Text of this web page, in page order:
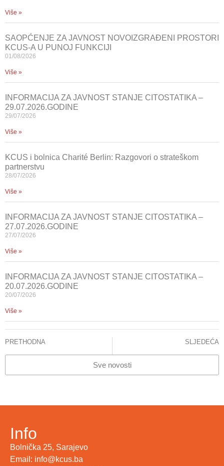
Više »
SAOPĆENJE ZA JAVNOST NOVOIZGRAĐENI PROSTORI
KCUS-A U PUNOJ FUNKCIJI
01/08/2026
Više »
INFORMACIJA ZA JAVNOST STANJE CITOSTATIKA –
29.07.2026.GODINE
29/07/2026
Više »
KCUS i bolnica Charité Berlin: Razgovori o strateškom
partnerstvu
28/07/2026
Više »
INFORMACIJA ZA JAVNOST STANJE CITOSTATIKA –
27.07.2026.GODINE
27/07/2026
Više »
INFORMACIJA ZA JAVNOST STANJE CITOSTATIKA –
20.07.2026.GODINE
20/07/2026
Više »
PRETHODNA SLJEDEĆA
Sve novosti
Info
Bolnička 25, Sarajevo
Email: info@kcus.ba